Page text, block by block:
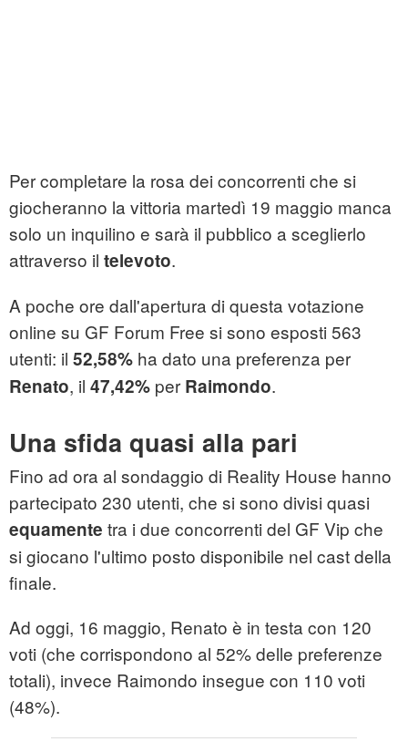
Per completare la rosa dei concorrenti che si
giocheranno la vittoria martedì 19 maggio manca
solo un inquilino e sarà il pubblico a sceglierlo
attraverso il televoto.
A poche ore dall'apertura di questa votazione
online su GF Forum Free si sono esposti 563
utenti: il 52,58% ha dato una preferenza per
Renato, il 47,42% per Raimondo.
Una sfida quasi alla pari
Fino ad ora al sondaggio di Reality House hanno
partecipato 230 utenti, che si sono divisi quasi
equamente tra i due concorrenti del GF Vip che
si giocano l'ultimo posto disponibile nel cast della
finale.
Ad oggi, 16 maggio, Renato è in testa con 120
voti (che corrispondono al 52% delle preferenze
totali), invece Raimondo insegue con 110 voti
(48%).